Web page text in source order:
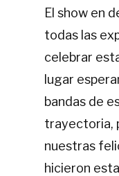
El show en
todas las
celebrar
lugar
bandas de
trayectoria,
nuestras
hicieron